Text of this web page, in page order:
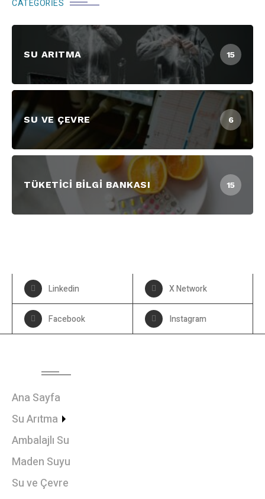
CATEGORIES
SU ARITMA 15
SU VE ÇEVRE 6
TÜKETICI BILGI BANKASI 15
Linkedin X Network
Facebook Instagram
Ana Sayfa
Su Arıtma
Ambalajlı Su
Maden Suyu
Su ve Çevre